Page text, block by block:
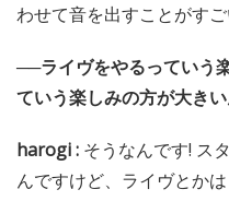
わせて音を出すことがす
──ライヴをやるっていう
ていう楽しみの方が大きい
harogi : そうなんです! ス
んですけど、ライヴとかは